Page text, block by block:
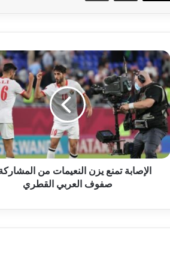
الإصابة تمنع يزن النعيمات من
صفوف العربي القطري